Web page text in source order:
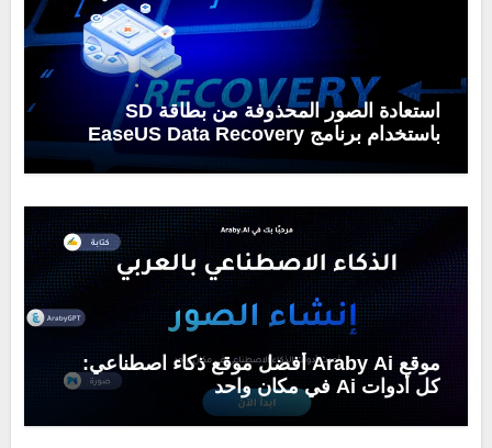
استعادة الصور المحذوفة من بطاقة SD
باستخدام برنامج EaseUS Data Recovery
موقع Araby Ai أفضل موقع ذكاء اصطناعي:
كل أدوات Ai في مكان واحد